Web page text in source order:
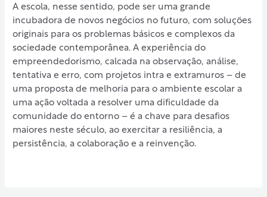
A escola, nesse sentido, pode ser uma grande
incubadora de novos negócios no futuro, com soluções
originais para os problemas básicos e complexos da
sociedade contemporânea. A experiência do
empreendedorismo, calcada na observação, análise,
tentativa e erro, com projetos intra e extramuros – de
uma proposta de melhoria para o ambiente escolar a
uma ação voltada a resolver uma dificuldade da
comunidade do entorno – é a chave para desafios
maiores neste século, ao exercitar a resiliência, a
persistência, a colaboração e a reinvenção.